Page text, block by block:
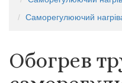
Саморегулюючий
Обогрев